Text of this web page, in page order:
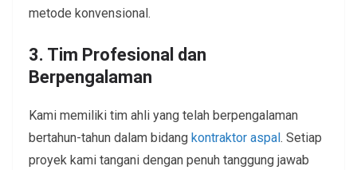
metode konvensional.
3. Tim Profesional dan
Berpengalaman
Kami memiliki tim ahli yang telah berpengalaman
bertahun-tahun dalam bidang kontraktor aspal . Setiap
proyek kami tangani dengan penuh tanggung jawab